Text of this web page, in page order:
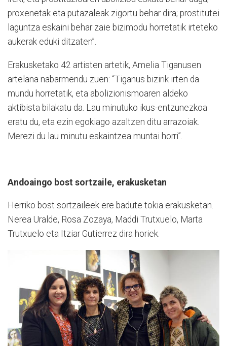
proxenetak eta putazaleak zigortu behar dira; prostitutei
laguntza eskaini behar zaie bizimodu horretatik irteteko
aukerak eduki ditzaten”.
Erakusketako 42 artisten artetik, Amelia Tiganusen
artelana nabarmendu zuen: “Tiganus bizirik irten da
mundu horretatik, eta abolizionismoaren aldeko
aktibista bilakatu da. Lau minutuko ikus-entzunezkoa
eratu du, eta ezin egokiago azaltzen ditu arrazoiak.
Merezi du lau minutu eskaintzea muntai horri”.
Andoaingo bost sortzaile, erakusketan
Herriko bost sortzaileek ere badute tokia erakusketan.
Nerea Uralde, Rosa Zozaya, Maddi Trutxuelo, Marta
Trutxuelo eta Itziar Gutierrez dira horiek.